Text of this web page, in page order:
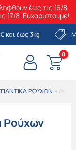
έως τις 16/8
17/8. Ευχαριστούμε!
και έως 3kg
ΡΟΥΧΩΝ »
Ρούχων